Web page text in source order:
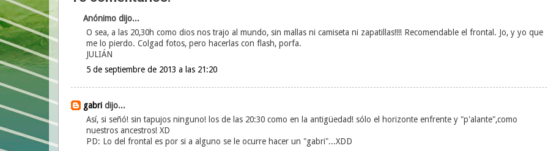
Anónimo dijo...
O sea, a las 20,30h como dios nos trajo al mundo, sin mallas ni camiseta ni zapatillas!!!! Recomendable el frontal. Jo, y yo que
me lo pierdo. Colgad fotos, pero hacerlas con flash, porfa.
JULIÁN
5 de septiembre de 2013 a las 21:20
gabridijo...
Así, si señó! sin tapujos ninguno! los de las 20:30 como en la antigüedad! sólo el horizonte enfrente y "p'alante",como
nuestros ancestros! XD
PD: Lo del frontal es por si a alguno se le ocurre hacer un "gabri"...XDD